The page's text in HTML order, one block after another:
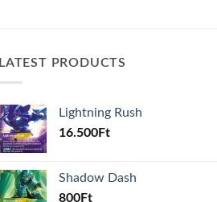
LATEST PRODUCTS
Lightning Rush
16.500Ft
Shadow Dash
800Ft